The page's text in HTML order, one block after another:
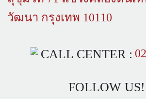
วัฒนา กรุงเทพ 10110
CALL CENTER :
FOLLOW